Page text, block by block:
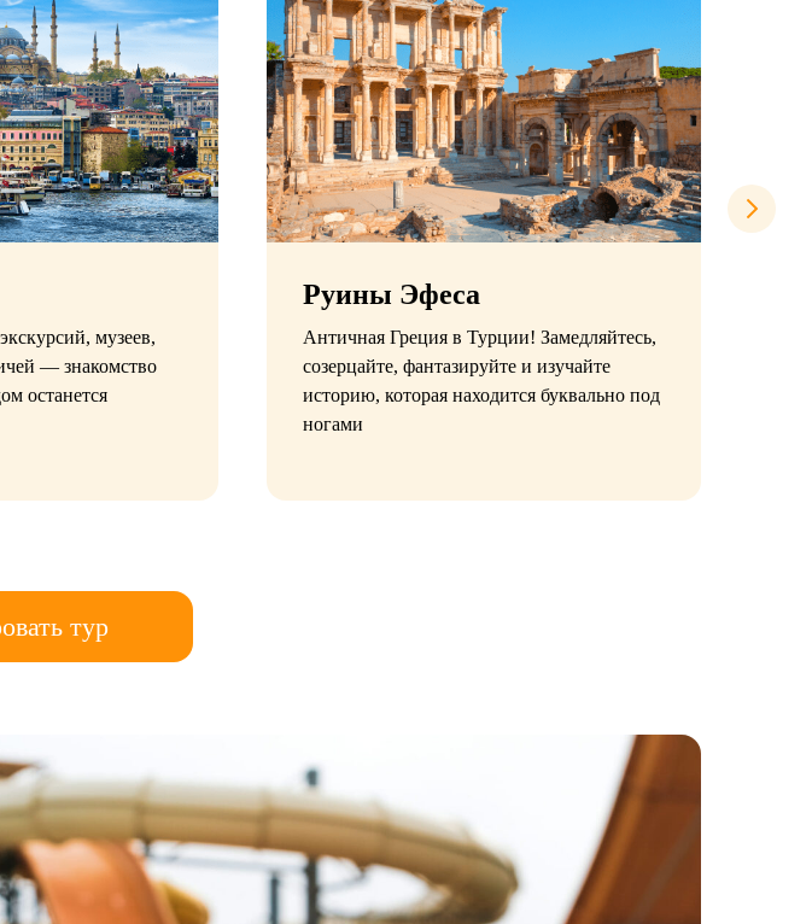
музеев,
— знакомство
останется
Руины Эфеса
Античная Греция в Турции! Замедляйтесь,
созерцайте, фантазируйте и изучайте
историю, которая находится буквально под
ногами
тур